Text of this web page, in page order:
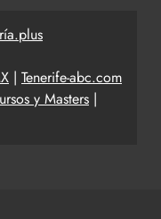
| Tenerife-abc.com
y Masters |